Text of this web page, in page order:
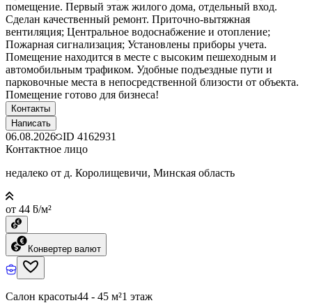
помещение. Первый этаж жилого дома, отдельный вход.
Сделан качественный ремонт. Приточно-вытяжная
вентиляция; Центральное водоснабжение и отопление;
Пожарная сигнализация; Установлены приборы учета.
Помещение находится в месте с высоким пешеходным и
автомобильным трафиком. Удобные подъездные пути и
парковочные места в непосредственной близости от объекта.
Помещение готово для бизнеса!
Контакты
Написать
06.08.2026 ID 4162931
Контактное лицо
недалеко от д. Королищевичи, Минская область
от 44 ƃ/м²
Конвертер валют
Салон красоты44 - 45 м²1 этаж